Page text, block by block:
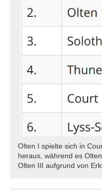
Olten I spielte sich in
heraus, während es
Olten III aufgrund von